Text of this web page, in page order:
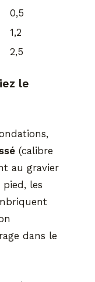
0,5
1,2
2,5
le
(calibre
au gravier
les
dans le